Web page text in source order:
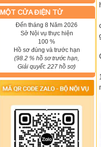
MỘT CỬA ĐIỆN TỬ
Đến tháng 8 Năm 2026
Sở Nội vụ thực hiện
100 %
Hồ sơ đúng và trước hạn
(98.2 % hồ sơ trước hạn,
Giải quyết: 227 hồ sơ)